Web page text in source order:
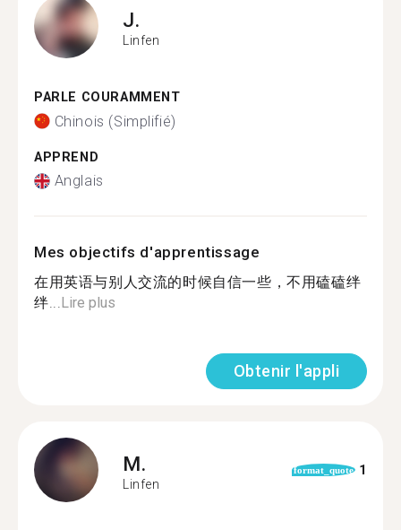
J.
Linfen
PARLE COURAMMENT
Chinois (Simplifié)
APPREND
Anglais
Mes objectifs d'apprentissage
在用英语与别人交流的时候自信一些，不用磕磕绊
绊...Lire plus
Obtenir l'appli
M.
Linfen
format_quote 1